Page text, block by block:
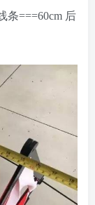
条===60cm 后